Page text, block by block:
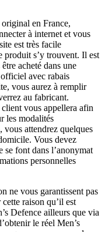
en France,
à internet et vous
est très facile
produit s’y trouvent. Il est
acheté dans une
avec rabais
vous aurez à remplir
au fabricant.
vous appellera afin
les modalités
attendrez quelques
Vous devez
se font dans l’anonymat
personnelles
ne vous garantissent pas
raison qu’il est
Defence ailleurs que via
le réel Men’s